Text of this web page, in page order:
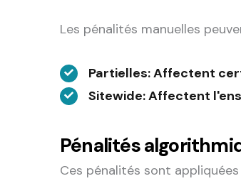
Les pénalités manuelles
Partielles: Affectent
Sitewide: Affectent
Pénalités
Ces pénalités sont